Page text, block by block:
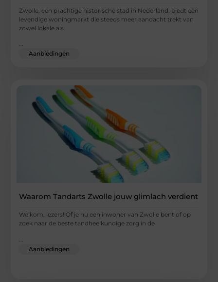
Zwolle, een prachtige historische stad in Nederland, biedt een
levendige woningmarkt die steeds meer aandacht trekt van
zowel lokale als
...
Aanbiedingen
Waarom Tandarts Zwolle jouw glimlach verdient
Welkom, lezers! Of je nu een inwoner van Zwolle bent of op
zoek naar de beste tandheelkundige zorg in de
Aanbiedingen